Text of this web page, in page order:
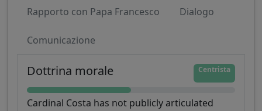
Rapporto con Papa Francesco Dialogo
Comunicazione
Dottrina morale Centrista
Cardinal Costa has not publicly articulated